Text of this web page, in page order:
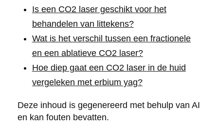
Is een CO2 laser geschikt voor het
behandelen van littekens?
Wat is het verschil tussen een fractionele
en een ablatieve CO2 laser?
Hoe diep gaat een CO2 laser in de huid
vergeleken met erbium yag?
Deze inhoud is gegenereerd met behulp van AI
en kan fouten bevatten.